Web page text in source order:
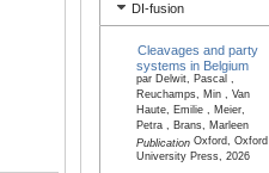
DI-fusion
Cleavages and party
systems in Belgium
par Delwit, Pascal ,
Reuchamps, Min , Van
Haute, Emilie , Meier,
Petra , Brans, Marleen
PublicationOxford, Oxford
University Press, 2026